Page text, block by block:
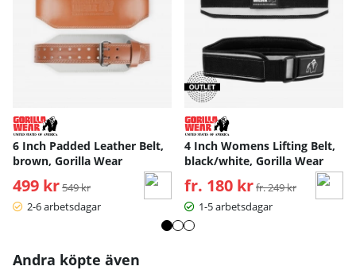
6 Inch Padded Leather Belt,
brown, Gorilla Wear
499 kr Ordinarie pris:
549 kr
2-6 arbetsdagar
4 Inch Womens Lifting Belt,
black/white, Gorilla Wear
fr. 180 kr Ordinarie pris:
fr. 249 kr
1-5 arbetsdagar
Andra köpte även